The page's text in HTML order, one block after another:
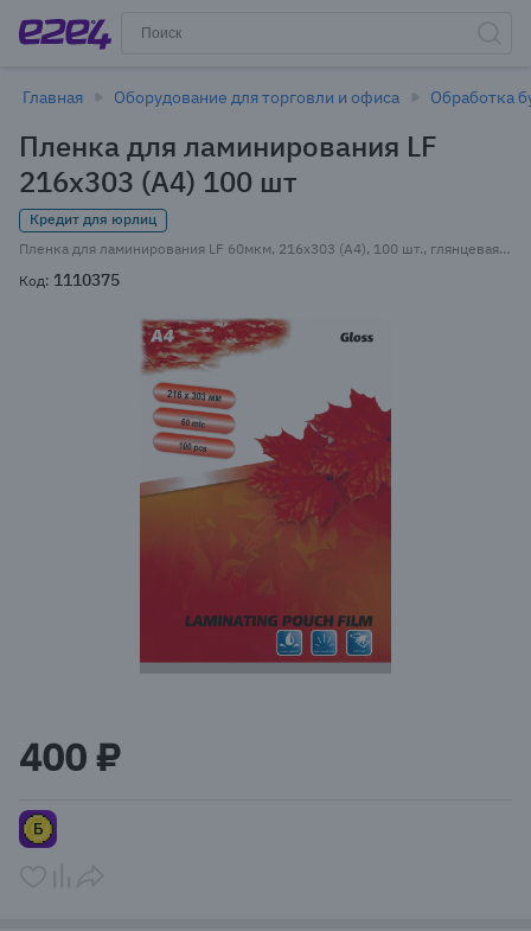
Главная Оборудование для торговли и офиса Обработка
Пленка для ламинирования LF
216x303 (A4) 100 шт
Кредит для юрлиц
Пленка для ламинирования LF 60мкм, 216x303 (A4), 100 шт., глянцевая (4365)
Код: 1110375
of
1
400 ₽